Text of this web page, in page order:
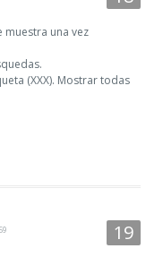
muestra una vez
(XXX). Mostrar todas